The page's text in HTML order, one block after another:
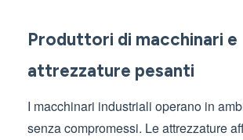
Produttori di macchinari e
attrezzature pesanti
I macchinari industriali operano in
senza compromessi. Le attrezzature